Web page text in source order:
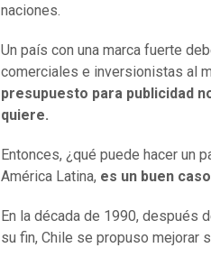
naciones.
Un país con una marca fuerte
comerciales e inversionistas al
presupuesto para publicidad
quiere.
Entonces, ¿qué puede hacer un
América Latina, es un buen caso
En la década de 1990, después
su fin, Chile se propuso mejorar